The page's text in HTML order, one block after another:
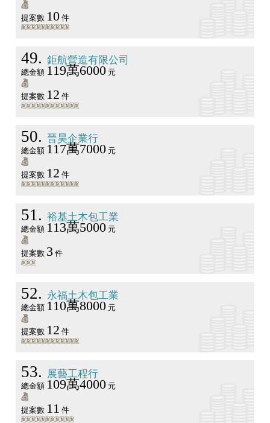
提案數 10件
49 鉅航營造有限公司
總金額 119萬6000元
提案數 12 件
50 晉昊企業行
總金額 117萬7000元
提案數 12 件
51 裕基土木包工業
總金額 113萬5000元
提案數 3 件
52 永福土木包工業
總金額 110萬8000元
提案數 12 件
53 展藝工程行
總金額 109萬4000元
提案數 11 件